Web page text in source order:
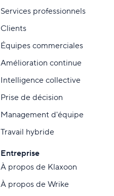
Services professionnels
Clients
Équipes commerciales
Amélioration continue
Intelligence collective
Prise de décision
Management d'équipe
Travail hybride
Entreprise
À propos de Klaxoon
À propos de Wrike